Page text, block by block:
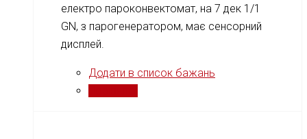
електро пароконвектомат, на 7 дек 1/1
GN, з парогенератором, має сенсорний
дисплей.
Додати в список бажань